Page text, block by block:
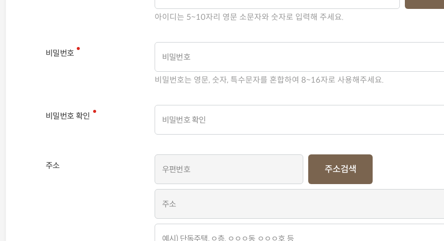
아이디는 5~10자리 영문 소문자와 숫자로 입력해 주세요.
비밀번호
비밀번호는 영문, 숫자, 특수문자를 혼합하여 8~16자로 사용해주세요.
비밀번호 확인
주소 주소검색